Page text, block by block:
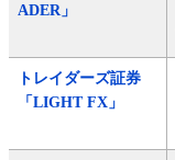
ADER」
トレイダーズ証券
「LIGHT FX」